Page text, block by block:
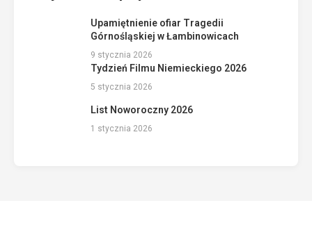
Upamiętnienie ofiar Tragedii
Górnośląskiej w Łambinowicach
9 stycznia 2026
Tydzień Filmu Niemieckiego 2026
5 stycznia 2026
List Noworoczny 2026
1 stycznia 2026